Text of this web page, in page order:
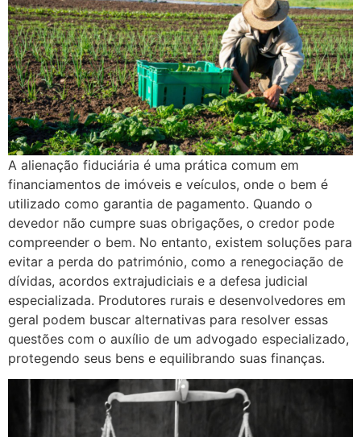
A alienação fiduciária é uma prática comum em
financiamentos de imóveis e veículos, onde o bem é
utilizado como garantia de pagamento. Quando o
devedor não cumpre suas obrigações, o credor pode
compreender o bem. No entanto, existem soluções para
evitar a perda do património, como a renegociação de
dívidas, acordos extrajudiciais e a defesa judicial
especializada. Produtores rurais e desenvolvedores em
geral podem buscar alternativas para resolver essas
questões com o auxílio de um advogado especializado,
protegendo seus bens e equilibrando suas finanças.